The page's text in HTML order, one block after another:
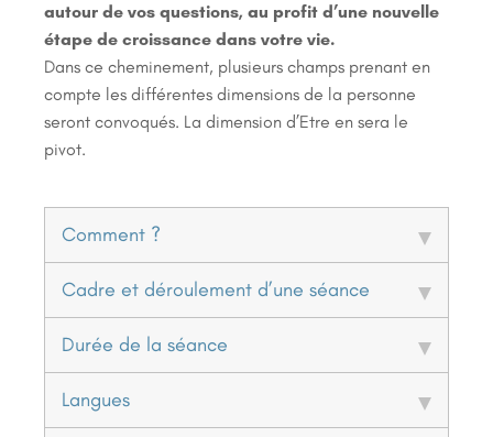
autour de vos questions, au profit d’une nouvelle
étape de croissance dans votre vie.
Dans ce cheminement, plusieurs champs prenant en
compte les différentes dimensions de la personne
seront convoqués. La dimension d’Etre en sera le
pivot.
Comment ?
Cadre et déroulement d’une séance
Durée de la séance
Langues